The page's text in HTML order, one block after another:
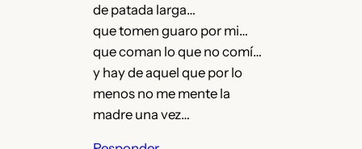
de patada larga…
que tomen guaro por mi…
que coman lo que no comí…
y hay de aquel que por lo
menos no me mente la
madre una vez…